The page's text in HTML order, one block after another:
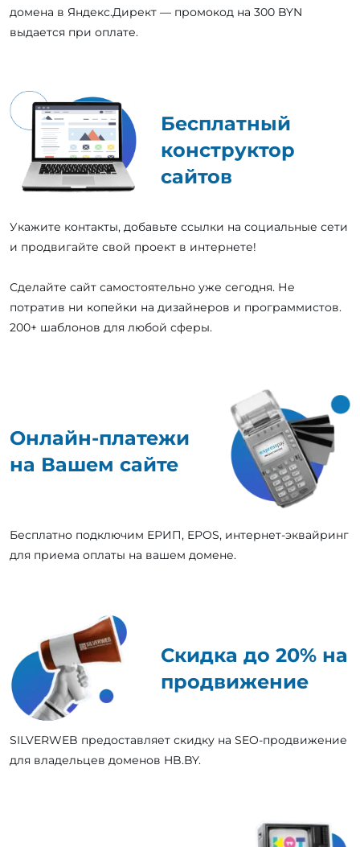
домена в Яндекс.Директ — промокод на 300 BYN
выдается при оплате.
Бесплатный
конструктор
сайтов
Укажите контакты, добавьте ссылки на социальные сети
и продвигайте свой проект в интернете!
Сделайте сайт самостоятельно уже сегодня. Не
потратив ни копейки на дизайнеров и программистов.
200+ шаблонов для любой сферы.
Онлайн-платежи
на Вашем сайте
Бесплатно подключим ЕРИП, EPOS, интернет-эквайринг
для приема оплаты на вашем домене.
Скидка до 20% на
продвижение
SILVERWEB предоставляет скидку на SEO-продвижение
для владельцев доменов HB.BY.